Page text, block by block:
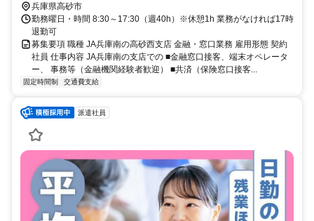
兵庫県高砂市
勤務曜日・時間 8:30～17:30（週40h）※休憩1h 業務がなければ17時
退勤可
募集要項 職種 JA兵庫南の高砂西支店 金融・窓口業務 雇用形態 契約
社員 仕事内容 JA兵庫南の支店での ■金融窓口接客、端末オペレータ
ー、 事務等（金融機関経験者歓迎） ■共済（保険窓口接客...
固定時間制 交通費支給
派遣社員